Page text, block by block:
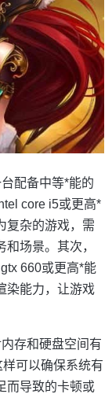
配备中等*能的
core i5或更高*
复杂的游戏，需
场景。其次，
660或更高*能
染能力，让游戏
存和硬盘空间有
可以确保系统有
而导致的卡顿或